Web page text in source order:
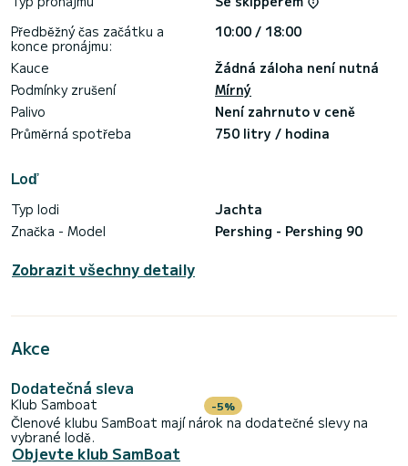
- Kotvení v základním přístavu
- Bezplatné nápoje a voda
- Osobní koncierge
- Vítejte balíček
- Ručníky
NEZAHRNUTO (platí se na palubě):
- Spotřeba paliva
- DPH (21%)
- Kotvení v jiných přístavech
Předběžný čas začátku a
konce pronájmu:
10:00 / 18:00
Kauce
Žádná záloha není nutná
Podmínky zrušení
Mírný
Palivo
Není zahrnuto v ceně
Průměrná spotřeba
750 litry / hodina
Loď
Typ lodi
Jachta
Značka - Model
Pershing - Pershing 90
Zobrazit všechny detaily
Akce
Dodatečná sleva
Klub Samboat -5%
Členové klubu SamBoat mají nárok na dodatečné slevy na
vybrané lodě.
Objevte klub SamBoat